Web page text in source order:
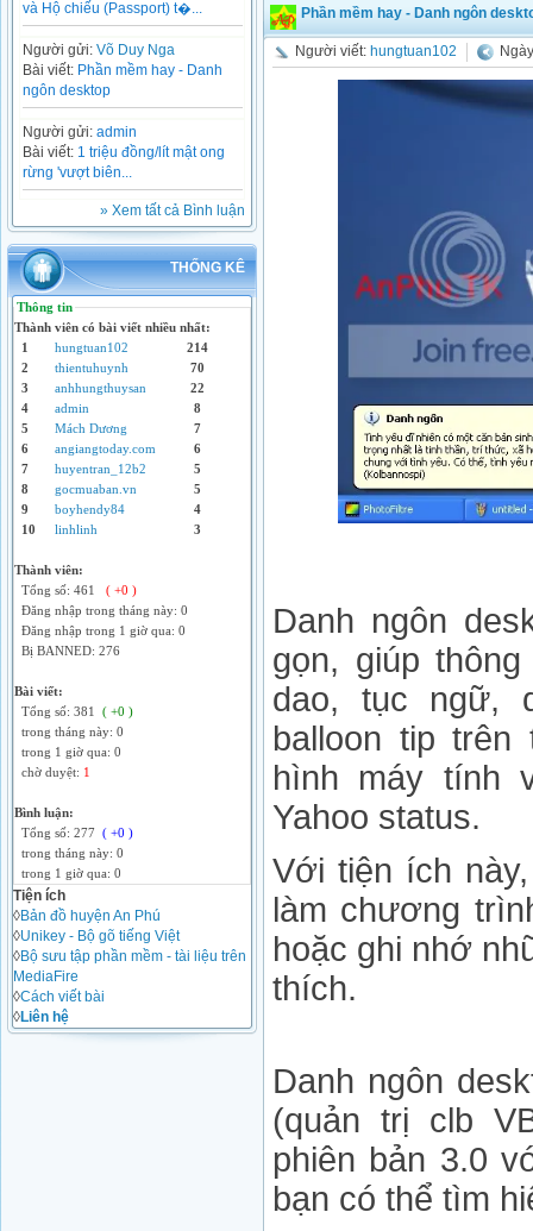
và Hộ chiếu (Passport) t�...
Người gửi: Võ Duy Nga
Bài viết: Phần mềm hay - Danh
ngôn desktop
Người gửi: admin
Bài viết: 1 triệu đồng/lít mật ong
rừng 'vượt biên...
» Xem tất cả Bình luận
THỐNG KÊ
Thông tin
Thành viên có bài viết nhiều nhất:
1
hungtuan102
214
2
thientuhuynh
70
3
anhhungthuysan
22
4
admin
8
5
Mách Dương
7
6
angiangtoday.com
6
7
huyentran_12b2
5
8
gocmuaban.vn
5
9
boyhendy84
4
10
linhlinh 3
Thành viên:
Tổng số: 461 ( +0 )
Đăng nhập trong tháng này: 0
Đăng nhập trong 1 giờ qua: 0
Bị BANNED: 276
Bài viết:
Tổng số: 381 ( +0 )
trong tháng này: 0
trong 1 giờ qua: 0
chờ duyệt: 1
Bình luận:
Tổng số: 277 ( +0 )
trong tháng này: 0
trong 1 giờ qua: 0
Tiện ích
◊Bản đồ huyện An Phú
◊Unikey - Bộ gõ tiếng Việt
◊Bộ sưu tập phần mềm - tài liệu trên
MediaFire
◊Cách viết bài
◊Liên hệ
Phần mềm hay - Danh ngôn
Người viết: hungtuan102
Danh ngôn
gọn, giúp
dao, tục ngữ,
balloon tip trên
hình máy tính
Yahoo status.
Với tiện ích
làm chương
hoặc ghi nhớ
thích.
Danh ngôn
(quản trị clb
phiên bản 3.0
bạn có thể tìm